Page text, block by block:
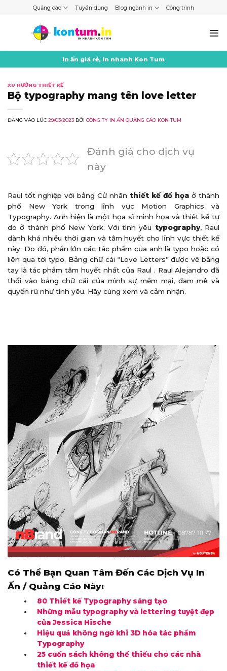
Quảng cáo Tuyển dụng Blog ngành in Công trình
In ấn giá rẻ, In nhanh Kon Tum
XU HƯỚNG THIẾT KẾ
Bộ typography mang tên love letter
ĐĂNG VÀO LÚC 29/03/2023 BỞI CÔNG TY IN ẤN QUẢNG CÁO KON TUM
Đánh giá cho dịch vụ
này
Raul tốt nghiệp với bằng Cử nhân thiết kế đồ họa ở thành
phố New York trong lĩnh vực Motion Graphics và
Typography. Anh hiện là một họa sĩ minh họa và thiết kế tự
do ở thành phố New York. Với tình yêu typography, Raul
dành khá nhiều thời gian và tâm huyết cho lĩnh vực thiết kế
này. Do đó, phần lớn các tác phẩm của anh là typo hoặc có
liên qua tới typo. Bảng chữ cái “Love Letters” được vẽ bằng
tay là tác phẩm tâm huyết nhất của Raul . Raul Alejandro đã
thổi vào bảng chữ cái của mình sự mềm mại, đam mê và
quyến rũ như tình yêu. Hãy cùng xem và cảm nhận.
Có Thể Bạn Quan Tâm Đến Các Dịch Vụ In
Ấn / Quảng Cáo Này:
80 Thiết kế Typography sáng tạo
Những mẫu typography và lettering tuyệt đẹp
của Jessica Hische
Hiệu quả không ngờ khi 3D hóa tác phẩm
Typography
25 cuốn sách không thể thiếu cho các nhà
thiết kế đồ họa